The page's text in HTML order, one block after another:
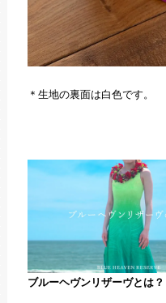
＊生地の裏面は白色です。
ブルーヘヴンリザーヴとは？